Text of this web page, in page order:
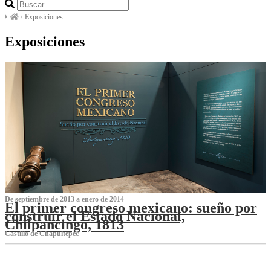
/ Exposiciones
Exposiciones
De septiembre de 2013 a enero de 2014
El primer congreso mexicano: sueño por
construir el Estado Nacional,
Chilpancingo, 1813
Castillo de Chapultepec